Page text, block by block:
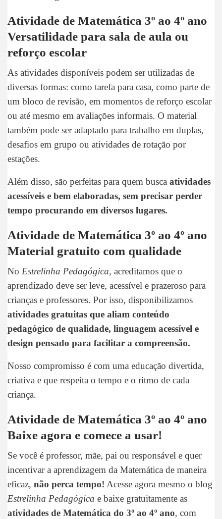
Atividade de Matemática 3º ao 4º ano
Versatilidade para sala de aula ou
reforço escolar
As atividades disponíveis podem ser utilizadas de
diversas formas: como tarefa para casa, como parte de
um bloco de revisão, em momentos de reforço escolar
ou até mesmo em avaliações informais. O material
também pode ser adaptado para trabalho em duplas,
desafios em grupo ou atividades de rotação por
estações.
Além disso, são perfeitas para quem busca atividades
acessíveis e bem elaboradas, sem precisar perder
tempo procurando em diversos lugares.
Atividade de Matemática 3º ao 4º ano
Material gratuito com qualidade
No Estrelinha Pedagógica, acreditamos que o
aprendizado deve ser leve, acessível e prazeroso para
crianças e professores. Por isso, disponibilizamos
atividades gratuitas que aliam conteúdo
pedagógico de qualidade, linguagem acessível e
design pensado para facilitar a compreensão.
Nosso compromisso é com uma educação divertida,
criativa e que respeita o tempo e o ritmo de cada
criança.
Atividade de Matemática 3º ao 4º ano
Baixe agora e comece a usar!
Se você é professor, mãe, pai ou responsável e quer
incentivar a aprendizagem da Matemática de maneira
eficaz, não perca tempo! Acesse agora mesmo o blog
Estrelinha Pedagógica e baixe gratuitamente as
atividades de Matemática do 3º ao 4º ano, com